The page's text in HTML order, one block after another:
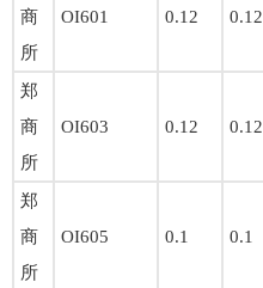
商
所
OI601 0.12 0.12
郑
商
所
OI603 0.12 0.12
郑
商
所
OI605 0.1 0.1